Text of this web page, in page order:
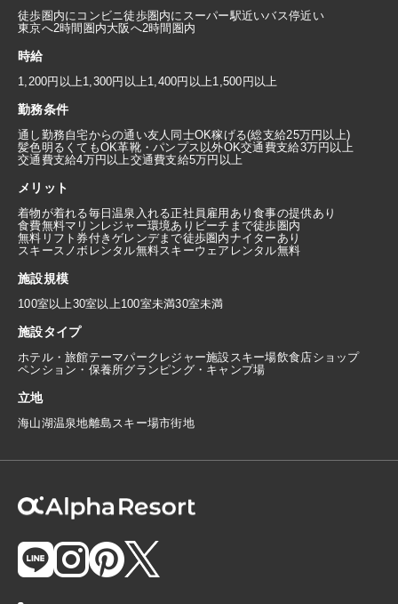
徒歩圏内にコンビニ徒歩圏内にスーパー駅近いバス停近い
東京へ2時間圏内大阪へ2時間圏内
時給
1,200円以上1,300円以上1,400円以上1,500円以上
勤務条件
通し勤務自宅からの通い友人同士OK稼げる(総支給25万円以上)
髪色明るくてもOK革靴・パンプス以外OK交通費支給3万円以上
交通費支給4万円以上交通費支給5万円以上
メリット
着物が着れる毎日温泉入れる正社員雇用あり食事の提供あり
食費無料マリンレジャー環境あり ビーチまで徒歩圏内
無料リフト券付きゲレンデまで徒歩圏内ナイターあり
スキースノボレンタル無料スキーウェアレンタル無料
施設規模
100室以上30室以上100室未満30室未満
施設タイプ
ホテル・旅館テーマパーク レジャー施設 スキー場飲食店ショップ
ペンション・保養所グランピング・キャンプ場
立地
海山湖温泉地離島 スキー場市街地